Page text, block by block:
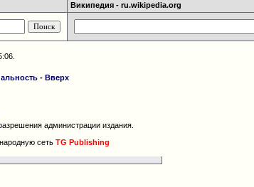
Википедия - ru.wikipedia.org
- Вверх
администрации издания.
сеть TG Publishing